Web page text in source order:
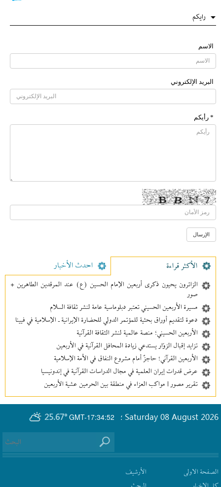
رایکم
الاسم
البرید الإلکتروني
* رأیکم
الأکثر قراءة احدث الأخبار
الزائرون يحيون ذكرى أربعين الإمام الحسين (ع) عند المرقدين الطاهرين +
صور
مسيرة الأربعين الحسيني تعتبر دبلوماسية عامة لنشر ثقافة السلام
دعوة لتقديم أوراق بحثية للمؤتمر الدولي للحضارة الإيرانية ـ الإسلامية في فيينا
الأربعين الحسيني؛ منصة عالمية لنشر الثقافة القرآنية
تزايد إقبال الزوّار يستدعي زيادة المحافل القرآنية في الأربعين
الأربعين القرآني؛ حاجزٌ أمام مشروع النفاق في الأمة الإسلامية
عرض قدرات إيران العلمية في مجال الدراسات القرآنية في إندونيسيا
تقرير مصور | مواكب العزاء في منطقة بين‌ الحرمین عشية الأربعين
GMT-17:34:52
25.67° Saturday 08 August 2026 ؛
الصفحة الاولى
الأرشیف